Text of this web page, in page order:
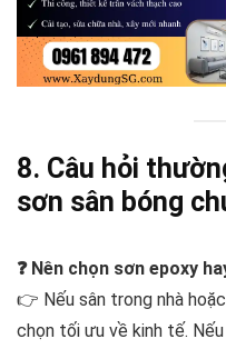
8. Câu hỏi
sơn sân bóng
❓ Nên chọn sơn epoxy
👉 Nếu sân trong nhà
chọn tối ưu về kinh tế.